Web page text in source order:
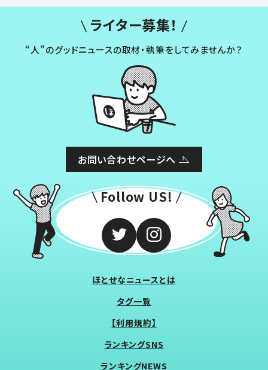
ライター募集！
“人”のグッドニュースの取材・執筆をしてみませんか？
お問い合わせページへ
Follow US!
ほとせなニュースとは
タグ一覧
【利用規約】
ランキングSNS
ランキングNEWS